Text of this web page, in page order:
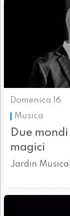
Domenica 16
Musica
Due
magici
Jardin